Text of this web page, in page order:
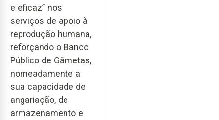
e eficaz” nos
serviços de apoio à
reprodução humana,
reforçando o Banco
Público de Gâmetas,
nomeadamente a
sua capacidade de
angariação, de
armazenamento e